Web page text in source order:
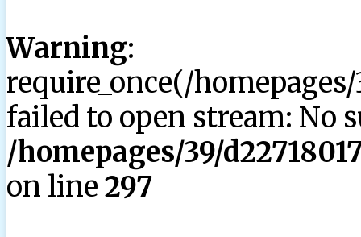
Warning:
require_once(/
failed to open stream: No
/homepages/39/
on line 297